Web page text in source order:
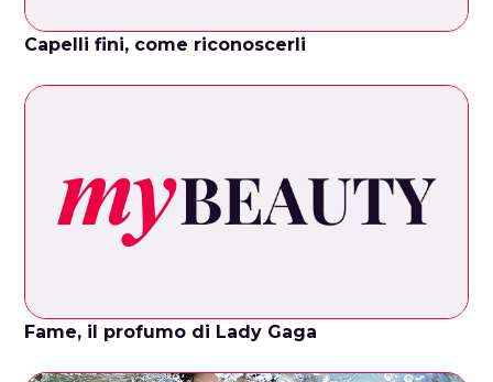
Capelli fini, come riconoscerli
Fame, il profumo di Lady Gaga